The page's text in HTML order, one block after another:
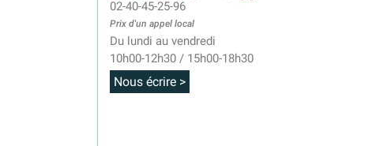
02-40-45-25-96
Prix d'un appel local
Du lundi au vendredi
10h00-12h30 / 15h00-18h30
Nous écrire >